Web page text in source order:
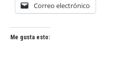
Correo electrónico
Me gusta esto: